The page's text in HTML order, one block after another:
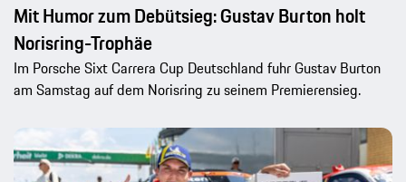
Mit Humor zum Debütsieg: Gustav Burton holt
Norisring-Trophäe
Im Porsche Sixt Carrera Cup Deutschland fuhr Gustav Burton
am Samstag auf dem Norisring zu seinem Premierensieg.